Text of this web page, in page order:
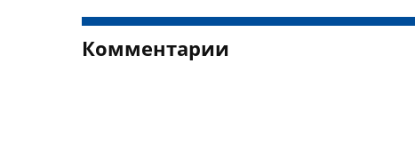
Комментарии